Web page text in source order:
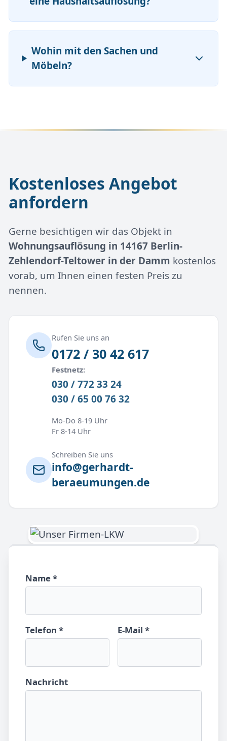
Wohin mit den Sachen und
Möbeln?
Kostenloses Angebot
anfordern
Gerne besichtigen wir das Objekt in
Wohnungsauflösung in 14167 Berlin-
Zehlendorf-Teltower in der Damm kostenlos
vorab, um Ihnen einen festen Preis zu
nennen.
Rufen Sie uns an
0172 / 30 42 617
Festnetz:
030 / 772 33 24
030 / 65 00 76 32
Mo-Do 8-19 Uhr
Fr 8-14 Uhr
Schreiben Sie uns
info@gerhardt-
beraeumungen.de
Name *
Telefon * E-Mail *
Nachricht